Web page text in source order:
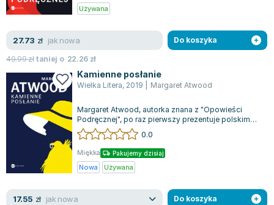
Joseph Murphy
Aleksander Puszkin
Oscar Wilde
Małgorzata Ohme
Maddie Ziegler
Leszek Czarnecki
Joanna Racewicz
Maria Seweryn
Janina Zającówna
Eric Helms
Nela Mała Reporterka
Używana
27.73 zł jak nowa
49.99złtaniej o 22.26 zł
Do koszyka
Kamienne posłanie
Wielka Litera, 2019 Margaret Atwood
Margaret Atwood, autorka znana z "Opowieści
Podręcznej", po raz pierwszy prezentuje polskim
czytelnikom zbiór przewrotnych opowiad...
0.0
Miękka Pakujemy dzisiaj
Nowa Używana
17.55 zł jak nowa Do koszyka